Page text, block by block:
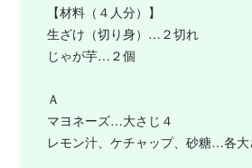
【材料（４人分）】
生ざけ（切り身）…２切れ
じゃが芋…２個
Ａ
マヨネーズ…大さじ４
レモン汁、ケチャップ、砂糖…各